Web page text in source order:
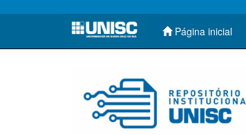
Skip
Página inicial